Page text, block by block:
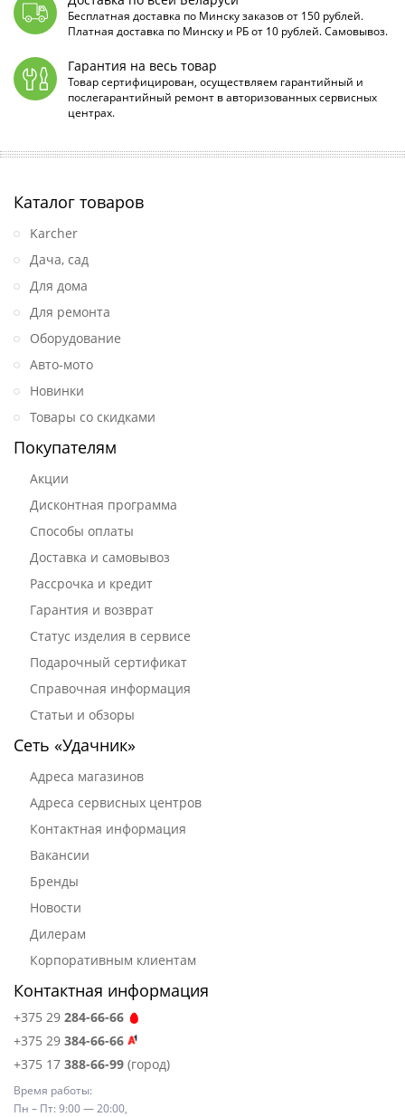
Бесплатная доставка по Минску заказов от 150 рублей.
Платная доставка по Минску и РБ от 10 рублей. Самовывоз.
Гарантия на весь товар
Товар сертифицирован, осуществляем гарантийный и
послегарантийный ремонт в авторизованных сервисных
центрах.
Каталог товаров
Karcher
Дача, сад
Для дома
Для ремонта
Оборудование
Авто-мото
Новинки
Товары со скидками
Покупателям
Акции
Дисконтная программа
Способы оплаты
Доставка и самовывоз
Рассрочка и кредит
Гарантия и возврат
Статус изделия в сервисе
Подарочный сертификат
Справочная информация
Статьи и обзоры
Сеть «Удачник»
Адреса магазинов
Адреса сервисных центров
Контактная информация
Вакансии
Бренды
Новости
Дилерам
Корпоративным клиентам
Контактная информация
+375 29 284-66-66
+375 29 384-66-66
+375 17 388-66-99 (город)
Время работы:
Пн – Пт: 9:00 — 20:00,